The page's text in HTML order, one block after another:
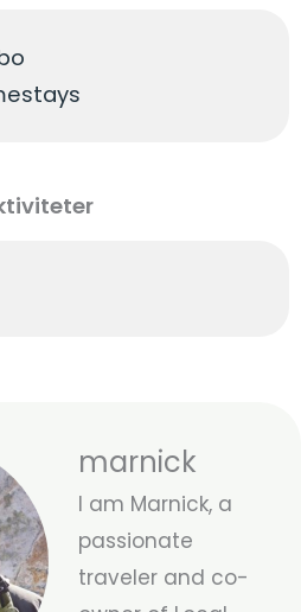
marnick
I am Marnick, a
passionate
traveler and co-